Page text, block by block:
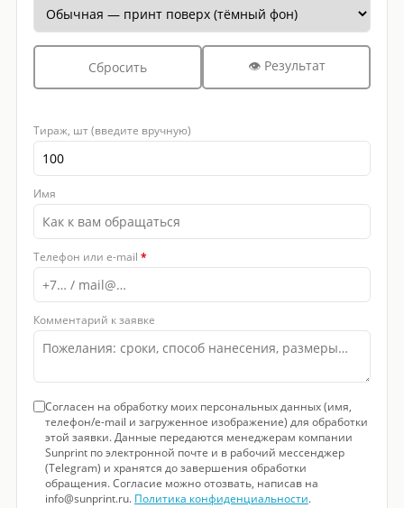
Сбросить 👁 Результат
Тираж, шт (введите вручную)
Имя
Телефон или e-mail *
Комментарий к заявке
Согласен на обработку моих персональных данных (имя,
телефон/e-mail и загруженное изображение) для обработки
этой заявки. Данные передаются менеджерам компании
Sunprint по электронной почте и в рабочий мессенджер
(Telegram) и хранятся до завершения обработки
обращения. Согласие можно отозвать, написав на
info@sunprint.ru. Политика конфиденциальности.